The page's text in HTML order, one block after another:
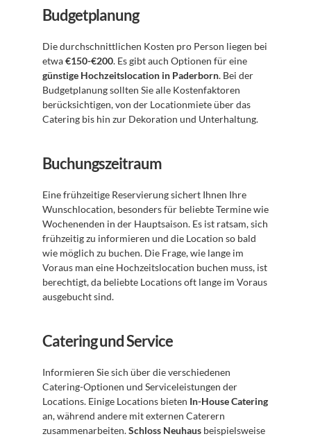
Budgetplanung
Die durchschnittlichen Kosten pro Person liegen bei
etwa €150-€200
günstige Hochzeitslocation in Paderborn. Bei der
Budgetplanung sollten Sie alle Kostenfaktoren
berücksichtigen, von der Locationmiete über das
Catering bis hin zur Dekoration und Unterhaltung.
Buchungszeitraum
Eine frühzeitige Reservierung sichert Ihnen Ihre
Wunschlocation, besonders für beliebte Termine wie
Wochenenden in der Hauptsaison. Es ist ratsam, sich
frühzeitig zu informieren und die Location so bald
wie möglich zu buchen. Die Frage, wie lange im
Voraus man eine Hochzeitslocation buchen muss, ist
berechtigt, da beliebte Locations oft lange im Voraus
ausgebucht sind.
Catering und Service
Informieren Sie sich über die verschiedenen
Catering-Optionen und Serviceleistungen der
Locations. Einige Locations bieten In-House Catering
an, während andere mit externen Caterern
zusammenarbeiten. Schloss Neuhaus beispielsweise